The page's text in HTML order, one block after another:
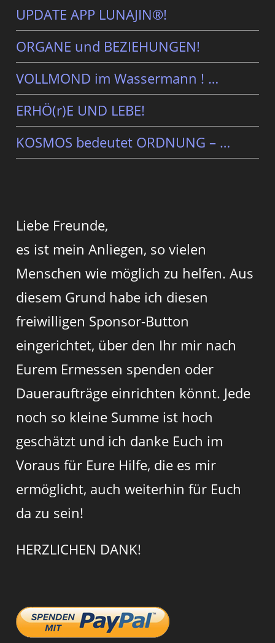
UPDATE APP LUNAJIN®!
ORGANE und BEZIEHUNGEN!
VOLLMOND im Wassermann ! …
ERHÖ(r)E UND LEBE!
KOSMOS bedeutet ORDNUNG – …
Liebe Freunde,
es ist mein Anliegen, so vielen
Menschen wie möglich zu helfen. Aus
diesem Grund habe ich diesen
freiwilligen Sponsor-Button
eingerichtet, über den Ihr mir nach
Eurem Ermessen spenden oder
Daueraufträge einrichten könnt. Jede
noch so kleine Summe ist hoch
geschätzt und ich danke Euch im
Voraus für Eure Hilfe, die es mir
ermöglicht, auch weiterhin für Euch
da zu sein!
HERZLICHEN DANK!